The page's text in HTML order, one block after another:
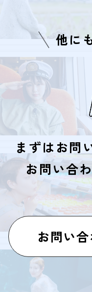
他に
まずはお問
お問い合
お問い